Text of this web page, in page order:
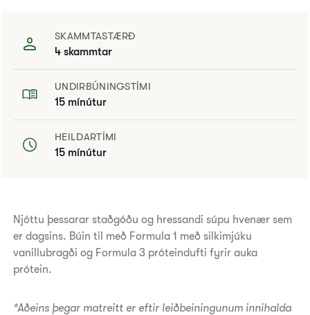
SKAMMTASTÆRÐ
4 skammtar
UNDIRBÚNINGSTÍMI
15 mínútur
HEILDARTÍMI
15 mínútur
​Njóttu þessarar staðgóðu og hressandi súpu hvenær sem
er dagsins. Búin til með Formula 1 með silkimjúku
vanillubragði og Formula 3 próteindufti fyrir auka
prótein.
*Aðeins þegar matreitt er eftir leiðbeiningunum innihalda